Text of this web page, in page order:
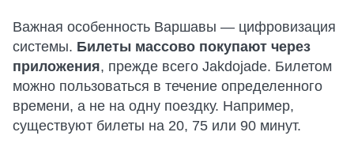
Важная особенность Варшавы — цифровизация
системы. Билеты массово покупают через
приложения, прежде всего Jakdojade. Билетом
можно пользоваться в течение определенного
времени, а не на одну поездку. Например,
существуют билеты на 20, 75 или 90 минут.